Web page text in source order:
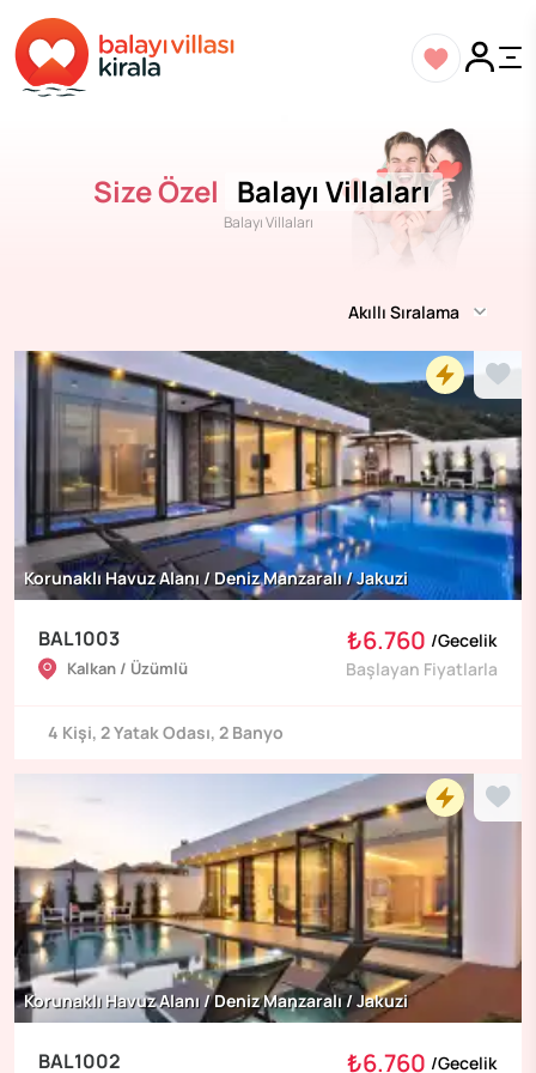
Size Özel Balayı Villaları
Balayı Villaları
Akıllı Sıralama
Korunaklı Havuz Alanı / Deniz Manzaralı / Jakuzi
BAL1003
Kalkan / Üzümlü
₺6.760 /Gecelik
Başlayan Fiyatlarla
4 Kişi, 2Yatak Odası, 2 Banyo
Korunaklı Havuz Alanı / Deniz Manzaralı / Jakuzi
BAL1002 ₺6.760 /Gecelik